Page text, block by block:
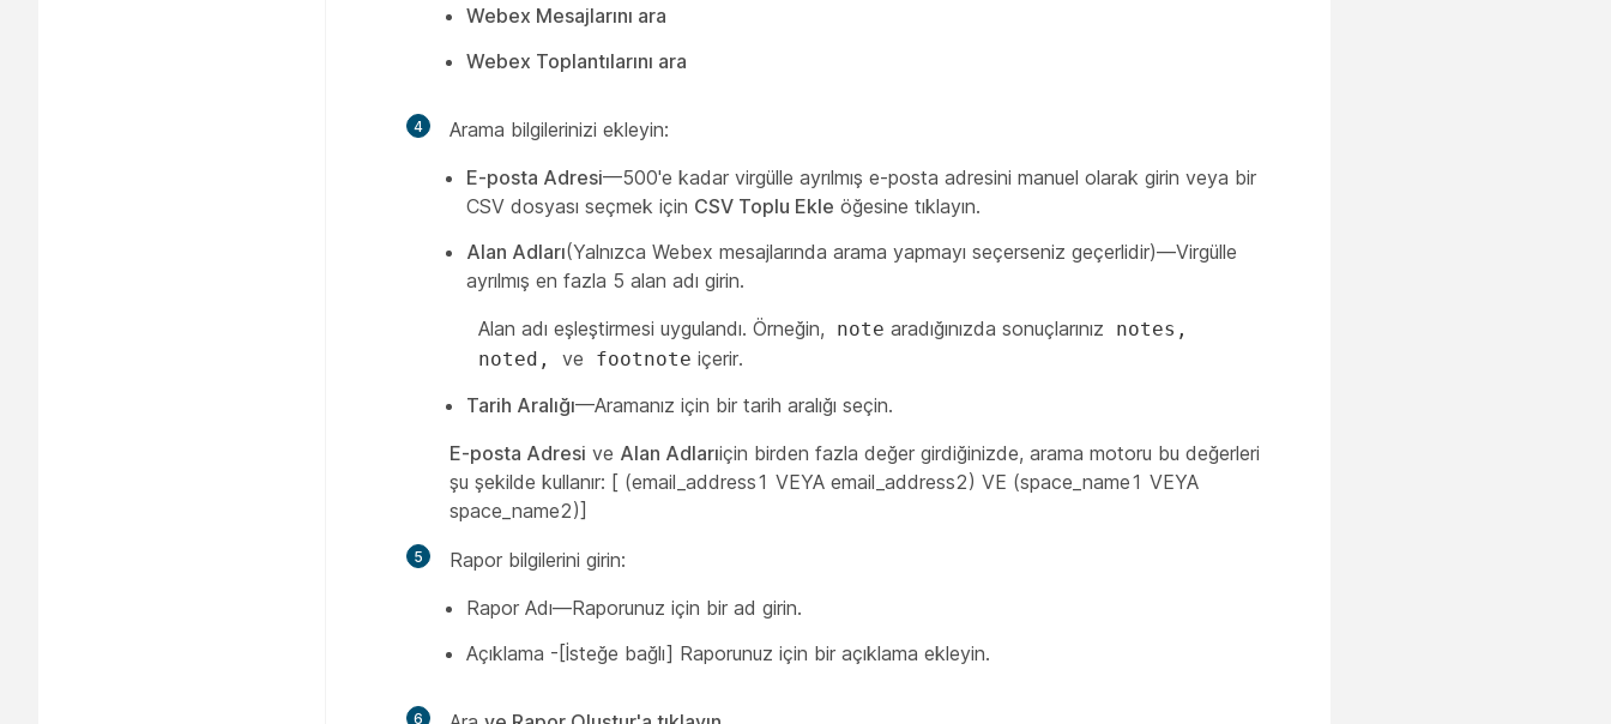
Webex Mesajlarını ara
Webex Toplantılarını ara
4
Arama bilgilerinizi ekleyin:
E-posta Adresi—500'e kadar virgülle ayrılmış e-posta adresini manuel olarak girin veya bir
CSV dosyası seçmek için CSV Toplu Ekle öğesine tıklayın.
Alan Adları(Yalnızca Webex mesajlarında arama yapmayı seçerseniz geçerlidir)—Virgülle
ayrılmış en fazla 5 alan adı girin.
Alan adı eşleştirmesi uygulandı. Örneğin,
note aradığınızda sonuçlarınız
notes,
noted,
ve footnote içerir.
Tarih Aralığı—Aramanız için bir tarih aralığı seçin.
E-posta Adresi ve Alan Adlarıiçin birden fazla değer girdiğinizde, arama motoru bu değerleri
şu şekilde kullanır: [ (email_address1 VEYA email_address2) VE (space_name1 VEYA
space_name2)]
5
Rapor bilgilerini girin:
Rapor Adı—Raporunuz için bir ad girin.
Açıklama -[İsteğe bağlı] Raporunuz için bir açıklama ekleyin.
6